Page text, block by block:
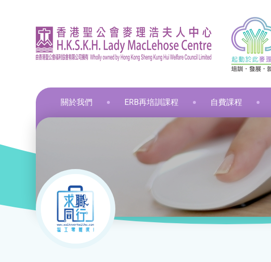
關於我們
葵涌區 – 工商業社會服務部
葵涌邨旭葵樓 - 葵涌社區服務中心
青衣區 – 青衣綜合服務中心
荃灣區 – 梨木樹綜合服務中心
ERB再培訓課程
資訊及通訊科技
美容
酒店
印刷及出版
職業語文
旅遊
技能提升課程
飲食
中醫保健
物業管理及保安
商業
少數族裔人士課程
飲食
通用技能
飲食
自費課程
髮型改造
手語課程
急救課程
化妝
布藝製作
保鮮花手作
新春注連繩
和諧粉彩
星際漫遊
和諧粉彩畫(兒童)